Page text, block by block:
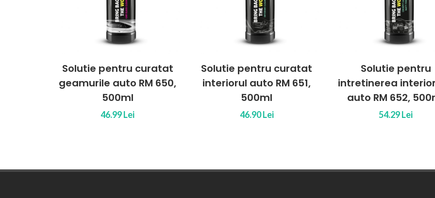
Solutie pentru curatat
geamurile auto RM 650,
500ml
46.99 Lei
Solutie pentru curatat
interiorul auto RM 651,
500ml
46.90 Lei
Solutie pentru
intretinerea
auto RM 652,
54.29 Lei